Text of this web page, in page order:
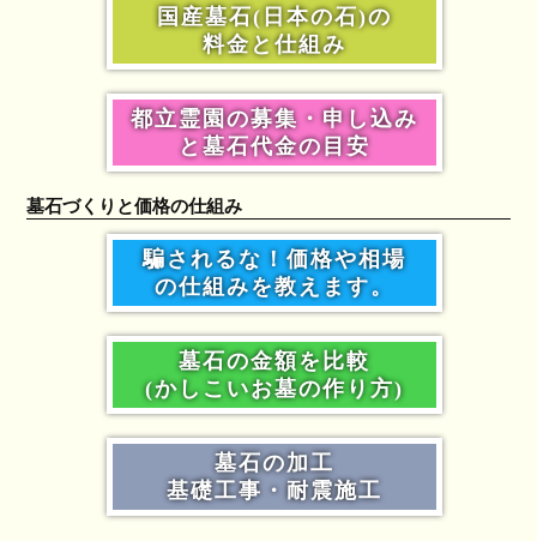
国産墓石(日本の石)の
料金と仕組み
都立霊園の募集・申し込み
と墓石代金の目安
墓石づくりと価格の仕組み
騙されるな！価格や相場
の仕組みを教えます。
墓石の金額を比較
(かしこいお墓の作り方)
墓石の加工
基礎工事・耐震施工